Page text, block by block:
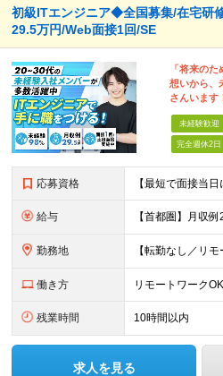
初級ITエンジニア◆全国募集/在宅研
29.5万円/Web面接1回/SE
「将来の
想いから、
さんいます
未経験歓迎
完全週休2日
応募資格
給与
勤務地
働き方 リモートワークOK
残業時間 10時間以内
求人を見る